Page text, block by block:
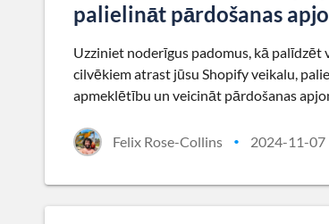
palielināt pārdošanas
Uzziniet noderīgus padomus, kā palīdzēt
cilvēkiem atrast jūsu Shopify veikalu,
apmeklētību un veicināt pārdošanas
Felix Rose-Collins • 2024-11-07